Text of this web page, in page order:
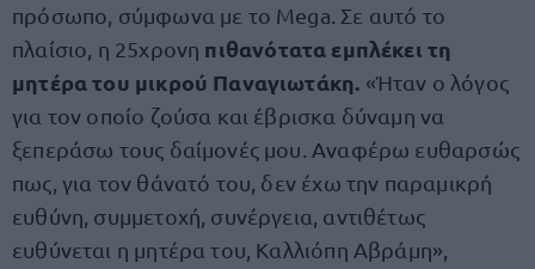
πρόσωπο, σύμφωνα με το Mega. Σε αυτό το
πλαίσιο, η 25χρονη πιθανότατα εμπλέκει τη
μητέρα του μικρού Παναγιωτάκη. «Ήταν ο λόγος
για τον οποίο ζούσα και έβρισκα δύναμη να
ξεπεράσω τους δαίμονές μου. Αναφέρω ευθαρσώς
πως, για τον θάνατό του, δεν έχω την παραμικρή
ευθύνη, συμμετοχή, συνέργεια, αντιθέτως
ευθύνεται η μητέρα του, Καλλιόπη Αβράμη»,